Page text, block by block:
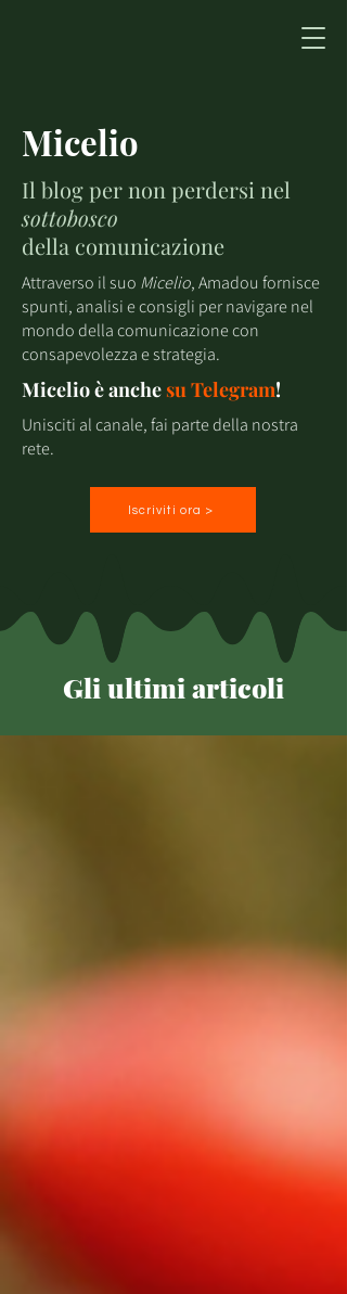
Micelio
Il blog per non perdersi nel
sottobosco
della comunicazione
Attraverso il suo Micelio, Amadou fornisce
spunti, analisi e consigli per navigare nel
mondo della comunicazione con
consapevolezza e strategia.
Micelio è anchesuTelegram!
Unisciti al canale, fai parte della nostra
rete.
Iscriviti ora >
Gli ultimi articoli